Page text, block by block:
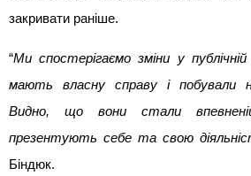
закривати раніше.
“Ми спостерігаємо зміни у публічній
мають власну справу і побували
Видно, що вони стали
презентують себе та свою
Біндюк.